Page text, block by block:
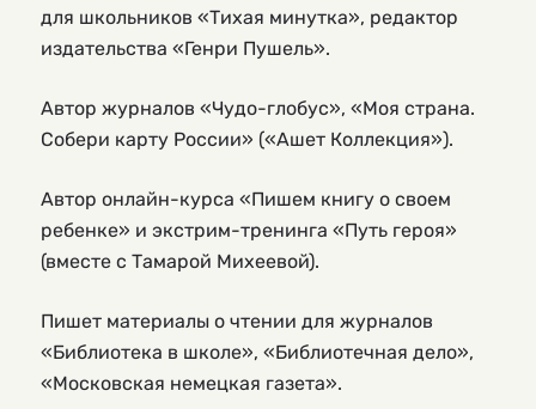
для школьников «Тихая минутка», редактор
издательства «Генри Пушель».
Автор журналов «Чудо-глобус», «Моя страна.
Собери карту России» («Ашет Коллекция»).
Автор онлайн-курса «Пишем книгу о своем
ребенке» и экстрим-тренинга «Путь героя»
(вместе с Тамарой Михеевой).
Пишет материалы о чтении для журналов
«Библиотека в школе», «Библиотечная дело»,
«Московская немецкая газета».